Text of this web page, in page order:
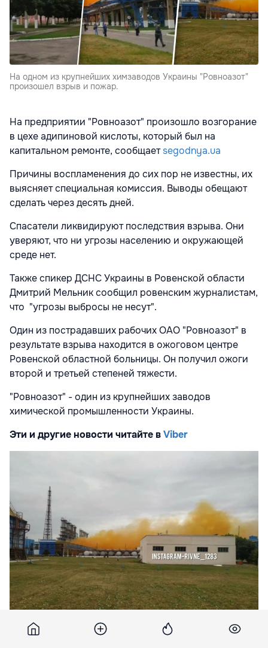
На одном из крупнейших химзаводов Украины "Ровноазот"
произошел взрыв и пожар.
На предприятии "Ровноазот" произошло возгорание
в цехе адипиновой кислоты, который был на
капитальном ремонте, сообщаетsegodnya.ua
Причины воспламенения до сих пор не известны, их
выясняет специальная комиссия. Выводы обещают
сделать через десять дней.
Спасатели ликвидируют последствия взрыва. Они
уверяют, что ни угрозы населению и окружающей
среде нет.
Также спикер ДСНС Украины в Ровенской области
Дмитрий Мельник сообщил ровенским журналистам,
что "угрозы выбросы не несут".
Один из пострадавших рабочих ОАО "Ровноазот" в
результате взрыва находится в ожоговом центре
Ровенской областной больницы. Он получил ожоги
второй и третьей степеней тяжести.
"Ровноазот" - один из крупнейших заводов
химической промышленности Украины.
Эти и другие новости читайте вViber